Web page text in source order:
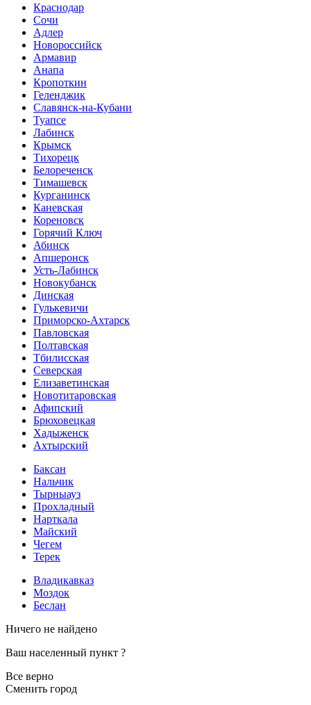
Краснодар
Сочи
Адлер
Новороссийск
Армавир
Анапа
Кропоткин
Геленджик
Славянск-на-Кубани
Туапсе
Лабинск
Крымск
Тихорецк
Белореченск
Тимашевск
Курганинск
Каневская
Кореновск
Горячий Ключ
Абинск
Апшеронск
Усть-Лабинск
Новокубанск
Динская
Гулькевичи
Приморско-Ахтарск
Павловская
Полтавская
Тбилисская
Северская
Елизаветинская
Новотитаровская
Афипский
Брюховецкая
Хадыженск
Ахтырский
Баксан
Нальчик
Тырныауз
Прохладный
Нарткала
Майский
Чегем
Терек
Владикавказ
Моздок
Беслан
Ничего не найдено
Ваш населенный пункт ?
Все верно
Сменить город